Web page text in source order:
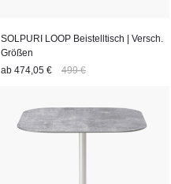
SOLPURI LOOP Beistelltisch | Versch.
Größen
ab 474,05 € 499 €